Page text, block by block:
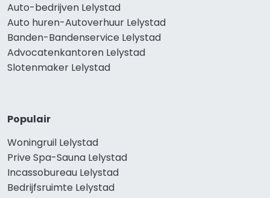
Auto-bedrijven Lelystad
Auto huren-Autoverhuur Lelystad
Banden-Bandenservice Lelystad
Advocatenkantoren Lelystad
Slotenmaker Lelystad
Populair
Woningruil Lelystad
Prive Spa-Sauna Lelystad
Incassobureau Lelystad
Bedrijfsruimte Lelystad